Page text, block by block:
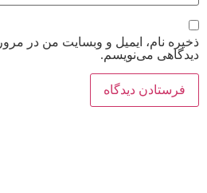
ذخیره نام، ایمیل و وبسایت من در
دیدگاهی می‌نویسم.